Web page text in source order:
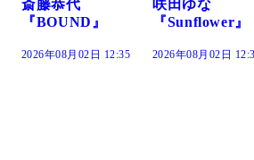
咲田ゆな
『Sunflower』
2026年08月02日 12:30
藤水咲桜『花
だまり』
2026年08月02日